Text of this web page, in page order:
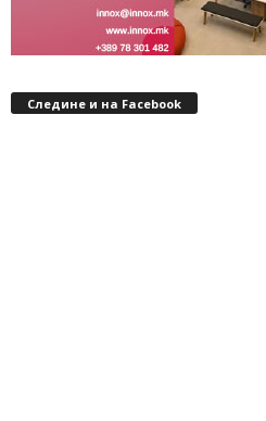
Следине и на Facebook